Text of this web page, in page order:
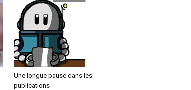
Une longue pause dans les
publications